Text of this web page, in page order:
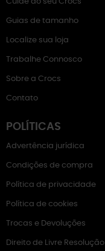
Guias de tamanho
Localize sua loja
Trabalhe Connosco
Sobre a Crocs
Contato
POLÍTICAS
Advertência jurídica
Condições de compra
Política de privacidade
Política de cookies
Trocas e Devoluções
Direito de Livre Resolução